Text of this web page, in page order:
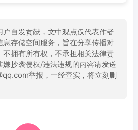
户自发贡献，文中观点仅代表作者
息存储空间服务，旨在分享传播对
不拥有所有权，不承担相关法律责
嫌抄袭侵权/违法违规的内容请发送
举报，一经查实，将立刻删